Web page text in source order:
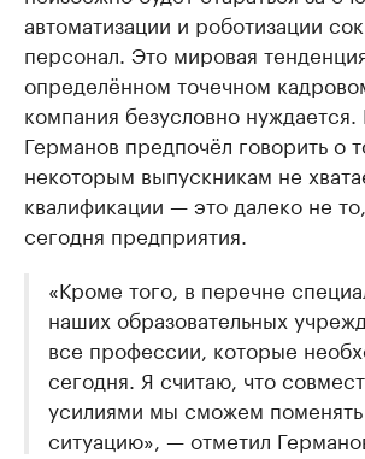
автоматизации и роботизации
персонал. Это мировая
определённом точечном
компания безусловно
Германов предпочёл говорить о
некоторым выпускникам не
квалификации — это далеко не
сегодня предприятия.
«Кроме того, в перечне
наших образовательных
все профессии, которые
сегодня. Я считаю, что
усилиями мы сможем поменять
ситуацию», — отметил